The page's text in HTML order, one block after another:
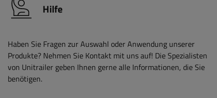
Hilfe
Haben Sie Fragen zur Auswahl oder Anwendung unserer
Produkte? Nehmen Sie Kontakt mit uns auf! Die Spezialisten
von Unitrailer geben Ihnen gerne alle Informationen, die Sie
benötigen.